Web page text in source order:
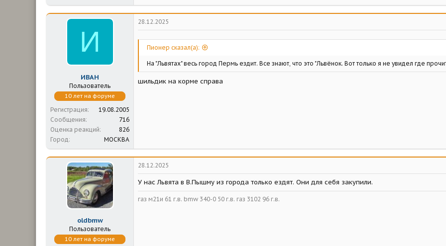
а
к
ц
и
И
ИВАН
Пользователь
10 лет на форуме
Регистрация
19.08.2005
Сообщения
716
Оценка реакций
826
Город
МОСКВА
28.12.2025
Пионер сказал(а):
На "Львятах" весь город Пермь ездит. Все знают, что это "Львёнок. Вот только я не увидел где
шильдик на корме справа
oldbmw
Пользователь
10 лет на форуме
28.12.2025
У нас Львята в В.Пышму из города только ездят. Они для себя закупили.
газ м21и 61 г.в. bmw 340-0 50 г.в. газ 3102 96 г.в.